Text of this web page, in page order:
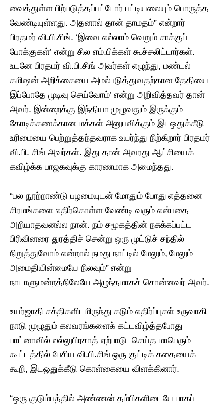
வைத்துள்ள பிற்படுத்தப்பட்டோர் பட்டியலையும் பொருத்த
வேண்டியுள்ளது. அதனால் தான் தாமதம்” என்றார்
பிரதமர் வி.பி.சிங். ‘இவை எல்லாம் வெறும் சாக்குப்
போக்குகள்’ என்று சில எம்.பிக்கள் கூச்சலிட்டார்கள்.
உடனே பிரதமர் வி.பி.சிங் அவர்கள் எழுந்து, மண்டல்
கமிஷன் அறிக்கையை அமல்படுத்துவதற்கான தேதியை
இப்போதே முடிவு செய்வோம்’ என்று அறிவித்தவர் தான்
அவர். இன்றைக்கு இந்தியா முழுவதும் இருக்கும்
கோடிக்கணக்கான மக்கள் அனுபவிக்கும் இடஒதுக்கீடு
உரிமையை பெற்றுத்தந்தவராக உயர்ந்து நிற்கிறார் பிரதமர்
வி.பி. சிங் அவர்கள். இது தான் அவரது ஆட்சியைக்
கவிழ்க்க பாஜகவுக்கு காரணமாக அமைந்தது.
“பல நூற்றாண்டு பழமையுடன் மோதும் போது எத்தனை
சிரமங்களை எதிர்கொள்ள வேண்டி வரும் என்பதை
அறியாதவனல்ல நான். நம் சமூகத்தின் நசுக்கப்பட்ட
பிரிவினரை துரத்திச் சென்று ஒரு முட்டுச் சந்தில்
நிறுத்துவோம் என்றால் நமது நாட்டில் மேலும், மேலும்
அமைதியின்மையே நிலவும்” என்று
நாடாளுமன்றத்நிலேயே அழுந்தமாகச் சொன்னவர் அவர்.
உயர்ஜாதி சக்திகளிடமிருந்து கடும் எதிர்ப்புகள் உருவாகி
நாடு முழுதும் கலவரங்களைக் கட்டவிழ்த்தபோது
பாட்னாவில் லல்லுபிரசாத் ஏற்பாடு செய்த மாபெரும்
கூட்டத்தில் பேசிய வி.பி.சிங் ஒரு குட்டிக் கதையைக்
கூறி, இடஒதுக்கீடு கொள்கையை விளக்கினார்.
“ஒரு குடும்பத்தில் அண்ணன் தம்பிகளிடையே பாகப்